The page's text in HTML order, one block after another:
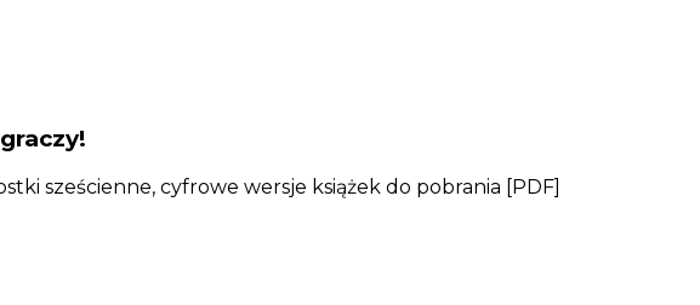
sześcienne, cyfrowe wersje książek do pobrania [PDF]